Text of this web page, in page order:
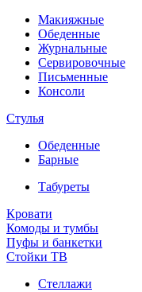
Макияжные
Обеденные
Журнальные
Сервировочные
Письменные
Консоли
Стулья
Обеденные
Барные
Табуреты
Кровати
Комоды и тумбы
Пуфы и банкетки
Стойки ТВ
Стеллажи